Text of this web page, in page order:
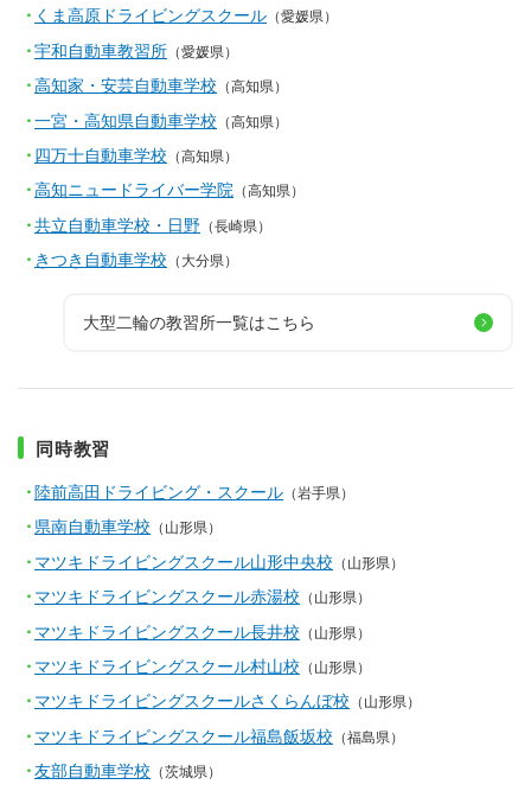
くま高原ドライビングスクール （愛媛県）
宇和自動車教習所 （愛媛県）
高知家・安芸自動車学校 （高知県）
一宮・高知県自動車学校 （高知県）
四万十自動車学校 （高知県）
高知ニュードライバー学院 （高知県）
共立自動車学校・日野 （長崎県）
きつき自動車学校 （大分県）
大型二輪の教習所一覧はこちら
同時教習
陸前高田ドライビング・スクール （岩手県）
県南自動車学校 （山形県）
マツキドライビングスクール山形中央校 （山形県）
マツキドライビングスクール赤湯校 （山形県）
マツキドライビングスクール長井校 （山形県）
マツキドライビングスクール村山校 （山形県）
マツキドライビングスクールさくらんぼ校 （山形県）
マツキドライビングスクール福島飯坂校 （福島県）
友部自動車学校 （茨城県）